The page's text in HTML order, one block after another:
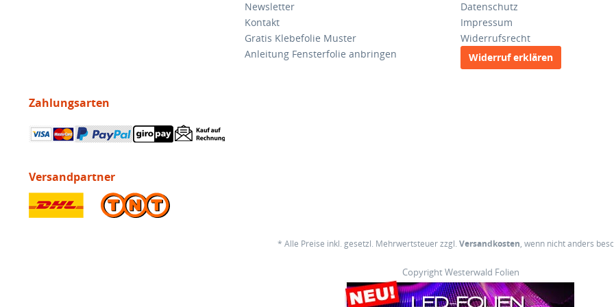
Newsletter
Kontakt
Gratis Klebefolie Muster
Anleitung Fensterfolie anbringen
Datenschutz
Impressum
Widerrufsrecht
Widerruf erklären
Zahlungsarten
Versandpartner
* Alle Preise inkl. gesetzl. Mehrwertsteuer zzgl. Versandkosten, wenn nicht anders
Copyright Westerwald Folien